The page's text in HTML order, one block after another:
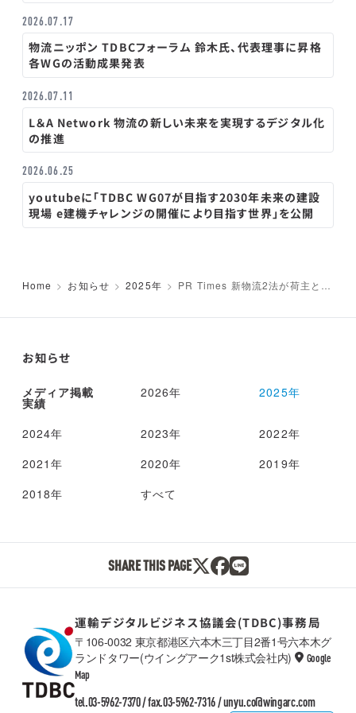
2026.07.17
物流ニッポン TDBCフォーラム 鈴木氏、代表理事に昇格
各WGの活動成果発表
2026.07.11
L＆A Network 物流の新しい未来を実現するデジタル化
の推進
2026.06.25
youtubeに「TDBC WG07が目指す2030年未来の建設
現場 e建機チャレンジの開催により目指す世界」を公開
Home お知らせ 2025年
PR Times 新物流2法が荷主と運
お知らせ
メディア掲載
実績
2026年 2025年
2024年 2023年
2022年
2021年
2020年
2019年
2018年
すべて
SHARE THIS PAGE
TDBC
運輸デジタルビジネス協議会(TDBC)事務局
〒106-0032 東京都港区六本木三丁目2番1号六本木グ
ランドタワー(ウイングアーク1st株式会社内)
Google
Map
tel.03-5962-7370 / fax.03-5962-7316 /unyu.co@wingarc.com